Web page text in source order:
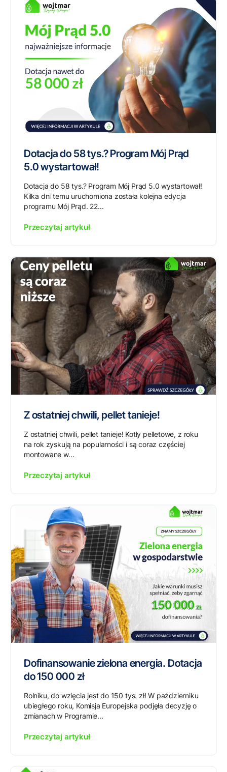
Dotacja do 58 tys.? Program Mój Prąd
5.0 wystartował!
Dotacja do 58 tys.? Program Mój Prąd 5.0 wystartował!
Kilka dni temu uruchomiona została kolejna edycja
programu Mój Prąd. 22...
Przeczytaj artykuł
Z ostatniej chwili, pellet tanieje!
Z ostatniej chwili, pellet tanieje! Kotły pelletowe, z roku
na rok zyskują na popularności i są coraz częściej
montowane w...
Przeczytaj artykuł
Dofinansowanie zielona energia. Dotacja
do 150 000 zł
Rolniku, do wzięcia jest do 150 tys. zł! W październiku
ubiegłego roku, Komisja Europejska podjęła decyzję o
zmianach w Programie...
Przeczytaj artykuł